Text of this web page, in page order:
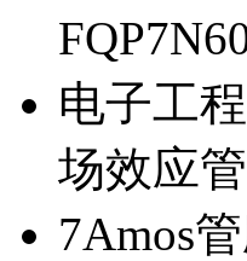
电子工
场效应
7Amos